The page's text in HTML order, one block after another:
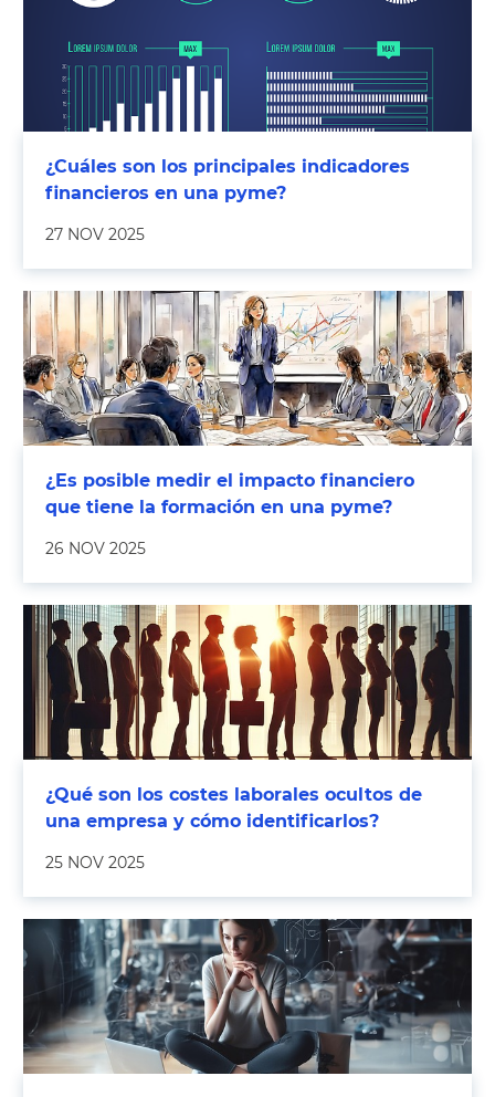
¿Cuáles son los principales indicadores
financieros en una pyme?
27 NOV 2025
¿Es posible medir el impacto financiero
que tiene la formación en una pyme?
26 NOV 2025
¿Qué son los costes laborales ocultos de
una empresa y cómo identificarlos?
25 NOV 2025